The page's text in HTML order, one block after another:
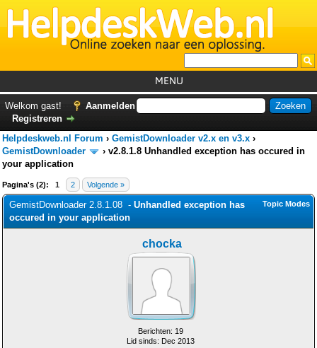
MENU
Foutcodes
GemistDownloader*
Welkom gast!
Aanmelden
Registreren
Helpdeskweb.nl Forum › GemistDownloader v2.x en v3.x ›
GemistDownloader
› v2.8.1.8 Unhandled exception has occured in
your application
Pagina's (2): 1 2 Volgende »
Topic Modes
GemistDownloader 2.8.1.08 - Unhandled exception has
occured in your application
chocka
Berichten: 19
Lid sinds: Dec 2013